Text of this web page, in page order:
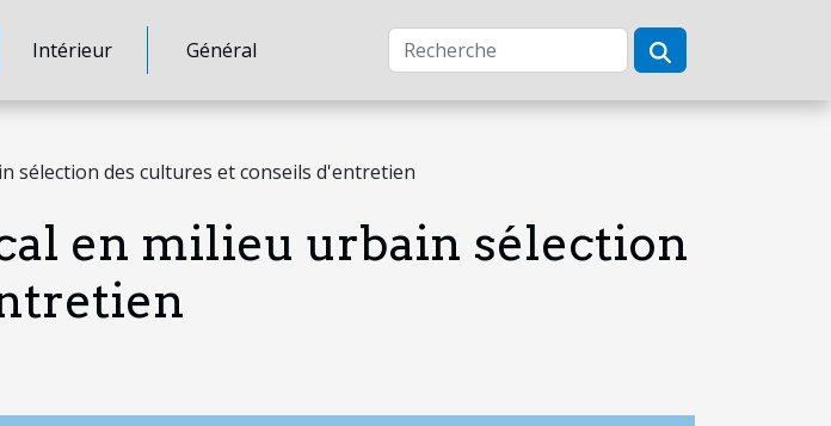
Intérieur Général
sélection des cultures et conseils d'entretien
en milieu urbain sélection